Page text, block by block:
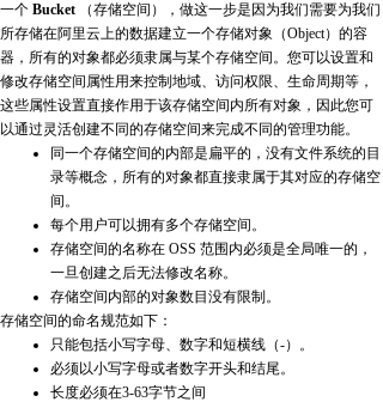
一个 Bucket （存储空间 ），做这一步是因为我们需要为我们
所存储在阿里云上的数据建立一个存储对象（Object）的容
器，所有的对象都必须隶属与某个存储空间。 您可以设置和
修改存储空间属性用来控制地域、访问权限、生命周期等，
这些属性设置直接作用于该存储空间内所有对象，因此您可
以通过灵活创建不同的存储空间来完成不同的管理功能。
同一个存储空间的内部是扁平的，没有文件系统的目
录等概念，所有的对象都直接隶属于其对应的存储空
间。
每个用户可以拥有多个存储空间。
存储空间的名称在 OSS 范围内必须是全局唯一的，
一旦创建之后无法修改名称。
存储空间内部的对象数目没有限制。
存储空间的命名规范如下：
只能包括小写字母、数字和短横线（-）。
必须以小写字母或者数字开头和结尾。
长度必须在3-63字节之间